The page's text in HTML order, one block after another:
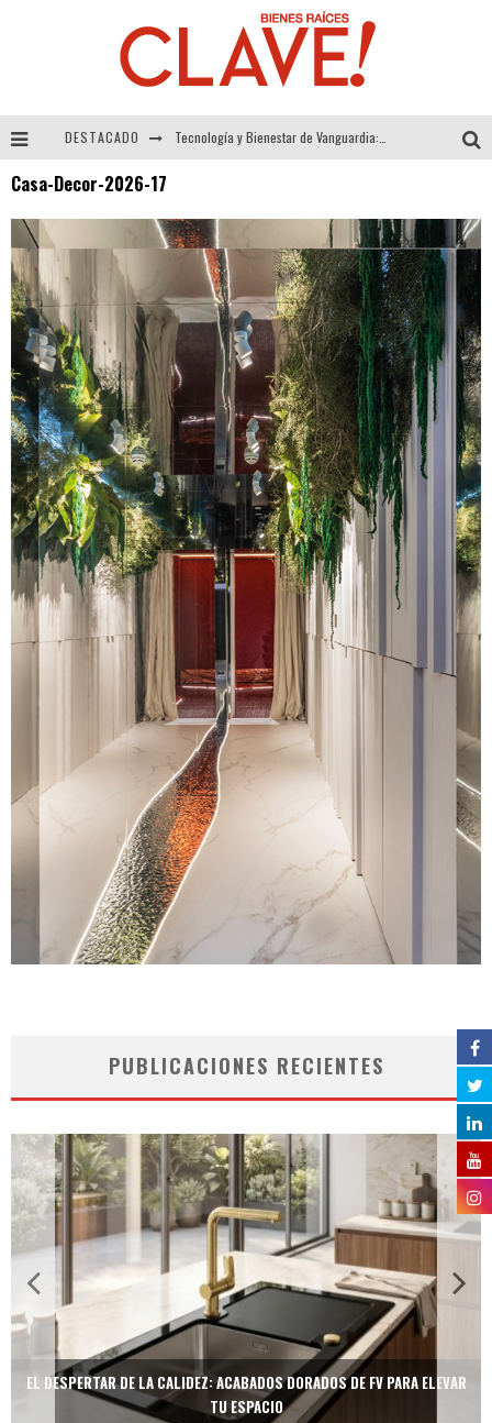
DESTACADO
Alexandra Bedoya – La Constancia detrás de La Paletería
El Despertar de la Calidez: Acabados Dorados de FV para Elevar tu Espacio
Casa-Decor-2026-17
PUBLICACIONES RECIENTES
EL DESPERTAR DE LA CALIDEZ: ACABADOS DORADOS DE FV PARA ELEVAR
TU ESPACIO